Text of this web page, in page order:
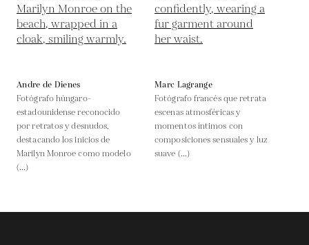
Andre de Dienes
Fotógrafo húngaro-
estadounidense reconocido
por retratos y desnudos,
destacando los inicios de
Marilyn Monroe como modelo
(...)
Marc Lagrange
Fotógrafo francés que retrata
escenas atmosféricas y
momentos íntimos con
composiciones sensuales y luz
suave (...)